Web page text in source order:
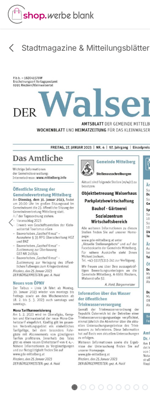
Zum Inhalt springen
Stadtmagazine & Mitteilungsblätter